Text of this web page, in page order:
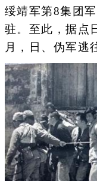
绥靖军第8集团
驻。至此，据点
月，日、伪军逃